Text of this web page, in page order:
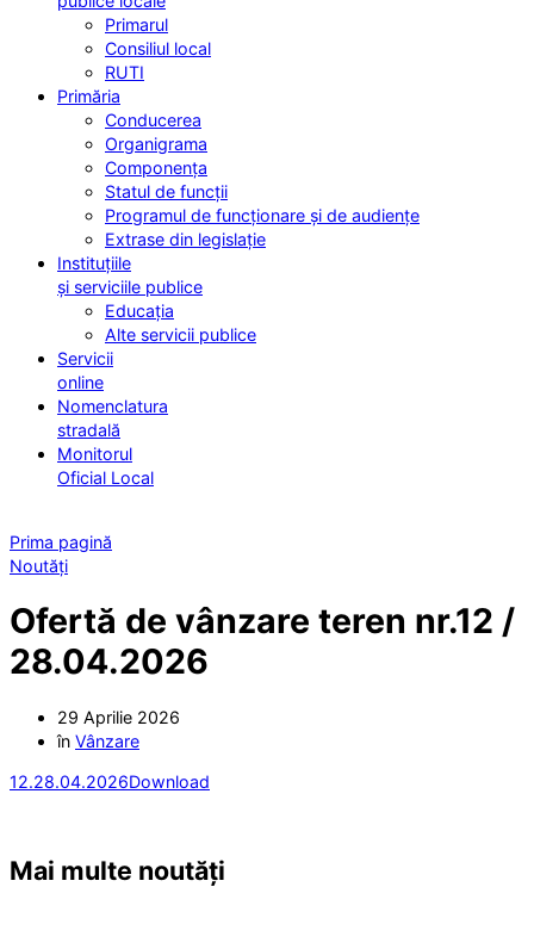
Primarul
Consiliul local
RUTI
Primăria
Conducerea
Organigrama
Componența
Statul de funcții
Programul de funcționare și de audiențe
Extrase din legislație
Instituțiile
și serviciile publice
Educația
Alte servicii publice
Servicii
online
Nomenclatura
stradală
Monitorul
Oficial Local
Prima pagină
Noutăți
Ofertă de vânzare teren nr.12 /
28.04.2026
29 Aprilie 2026
în Vânzare
12.28.04.2026Download
Mai multe noutăți